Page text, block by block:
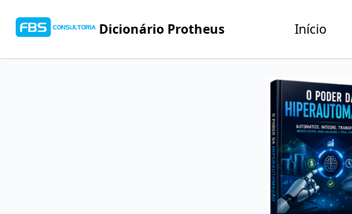
Dicionário Protheus Início